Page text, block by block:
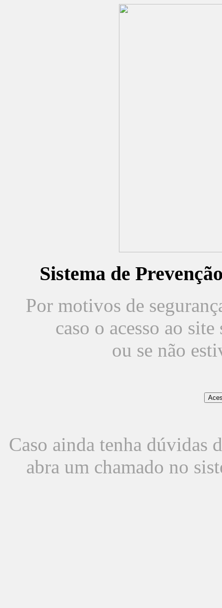
Sistema de
Por motivos de
caso o acesso ao
ou se não
Caso ainda tenha dúvidas
abra um chamado no